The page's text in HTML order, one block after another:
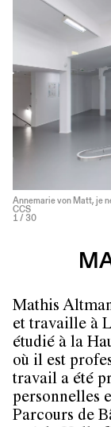
Annemarie von Matt, je
CCS
1 / 30
Mathis
et travaille à
étudié à la
où il est
travail a été
personnelles
Parcours de